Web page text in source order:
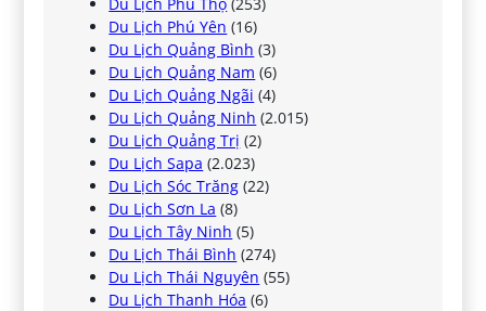
Du Lịch Phú Yên (16)
Du Lịch Quảng Bình (3)
Du Lịch Quảng Nam (6)
Du Lịch Quảng Ngãi (4)
Du Lịch Quảng Ninh (2.015)
Du Lịch Quảng Trị (2)
Du Lịch Sapa (2.023)
Du Lịch Sóc Trăng (22)
Du Lịch Sơn La (8)
Du Lịch Tây Ninh (5)
Du Lịch Thái Bình (274)
Du Lịch Thái Nguyên (55)
Du Lịch Thanh Hóa (6)